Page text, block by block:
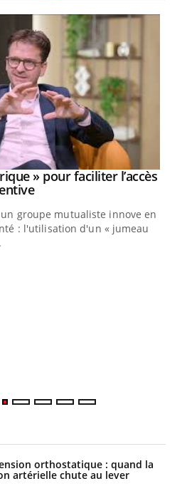
» pour faciliter l’accès
Youtube
groupe mutualiste innove en
: l'utilisation d'un « jumeau
orthostatique : quand la
artérielle chute au lever